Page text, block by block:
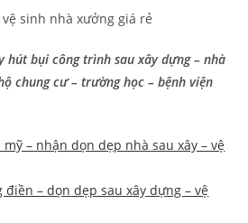
hút bụi công trình sau xây dựng – nhà
chung cư – trường học – bệnh viện
– nhận dọn dẹp nhà sau xây – vệ
– dọn dẹp sau xây dựng – vệ